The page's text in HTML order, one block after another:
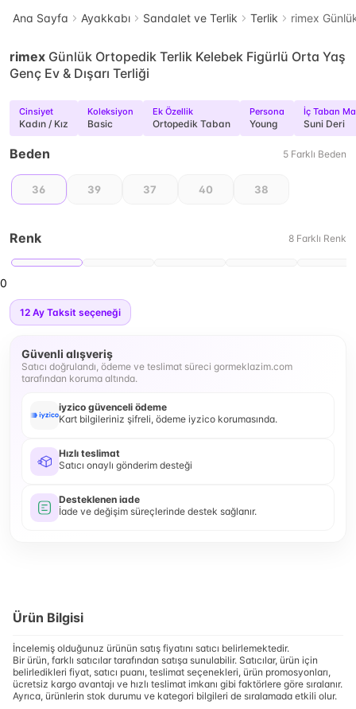
Ana Sayfa Ayakkabı Sandalet ve Terlik Terlik rimex
rimex Günlük Ortopedik Terlik Kelebek Figürlü Orta Yaş
Genç Ev & Dışarı Terliği
Cinsiyet
Kadın / Kız
Koleksiyon
Basic
Ek Özellik
Ortopedik Taban
Persona
Young
İç Taban
Suni Deri
Beden 5 Farklı Beden
36 39 37 40 38
Renk 8 Farklı Renk
0
12 Ay Taksit seçeneği
Güvenli alışveriş
Satıcı doğrulandı, ödeme ve teslimat süreci gormeklazim.com
tarafından koruma altında.
iyzico güvenceli ödeme
Kart bilgileriniz şifreli, ödeme iyzico korumasında.
Hızlı teslimat
Satıcı onaylı gönderim desteği
Desteklenen iade
İade ve değişim süreçlerinde destek sağlanır.
Ürün Bilgisi
İncelemiş olduğunuz ürünün satış fiyatını satıcı belirlemektedir.
Bir ürün, farklı satıcılar tarafından satışa sunulabilir. Satıcılar, ürün için
belirledikleri fiyat, satıcı puanı, teslimat seçenekleri, ürün promosyonları,
ücretsiz kargo avantajı ve hızlı teslimat imkanı gibi faktörlere göre sıralanır.
Ayrıca, ürünlerin stok durumu ve kategori bilgileri de sıralamada etkili olur.